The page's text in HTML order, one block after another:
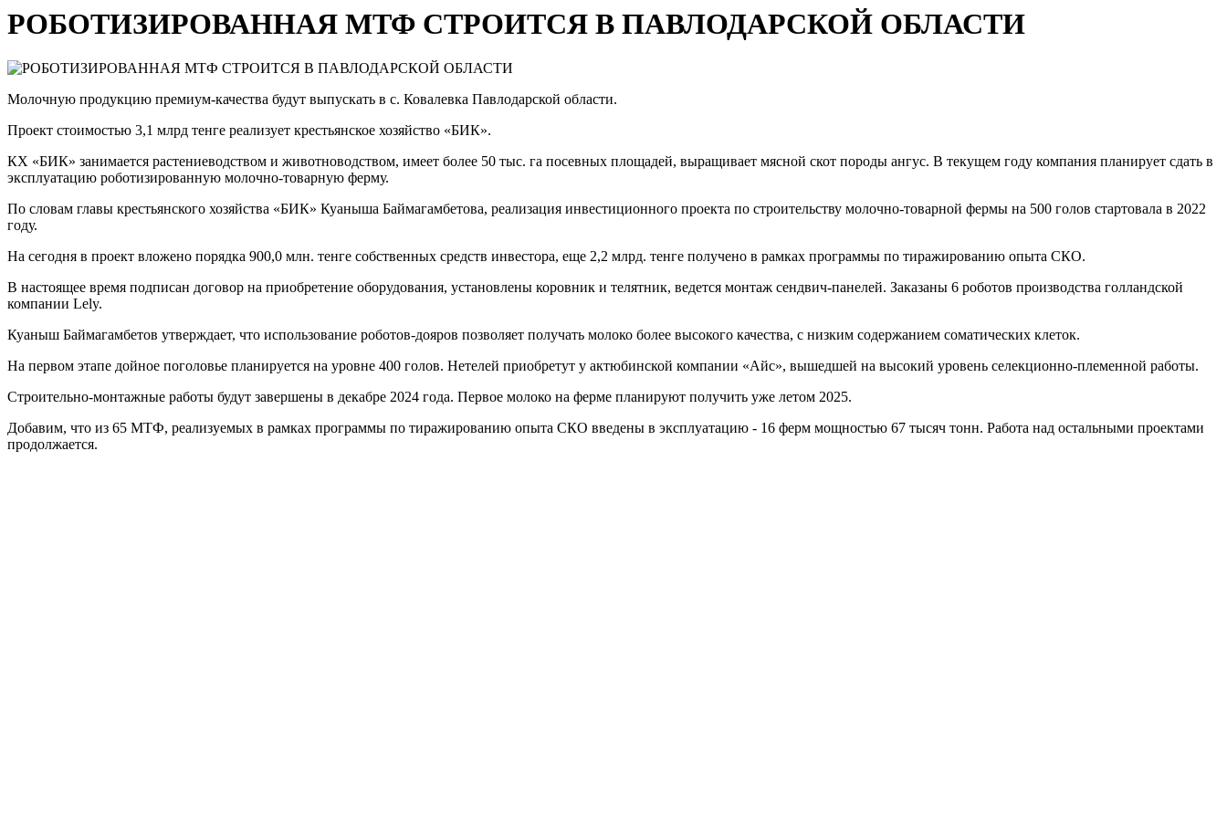
РОБОТИЗИРОВАННАЯ МТФ СТРОИТСЯ В ПАВЛОДАРСКОЙ ОБЛАСТИ
Молочную продукцию премиум-качества будут выпускать в с. Ковалевка Павлодарской области.
Проект стоимостью 3,1 млрд тенге реализует крестьянское хозяйство «БИК».
КХ «БИК» занимается растениеводством и животноводством, имеет более 50 тыс. га посевных площадей, выращивает мясной скот породы ангус. В текущем году компания планирует сдать в
эксплуатацию роботизированную молочно-товарную ферму.
По словам главы крестьянского хозяйства «БИК» Куаныша Баймагамбетова, реализация инвестиционного проекта по строительству молочно-товарной фермы на 500 голов стартовала в 2022
году.
На сегодня в проект вложено порядка 900,0 млн. тенге собственных средств инвестора, еще 2,2 млрд. тенге получено в рамках программы по тиражированию опыта СКО.
В настоящее время подписан договор на приобретение оборудования, установлены коровник и телятник, ведется монтаж сендвич-панелей. Заказаны 6 роботов производства голландской
компании Lely.
Куаныш Баймагамбетов утверждает, что использование роботов-дояров позволяет получать молоко более высокого качества, с низким содержанием соматических клеток.
На первом этапе дойное поголовье планируется на уровне 400 голов. Нетелей приобретут у актюбинской компании «Айс», вышедшей на высокий уровень селекционно-племенной работы.
Строительно-монтажные работы будут завершены в декабре 2024 года. Первое молоко на ферме планируют получить уже летом 2025.
Добавим, что из 65 МТФ, реализуемых в рамках программы по тиражированию опыта СКО введены в эксплуатацию - 16 ферм мощностью 67 тысяч тонн. Работа над остальными проектами
продолжается.